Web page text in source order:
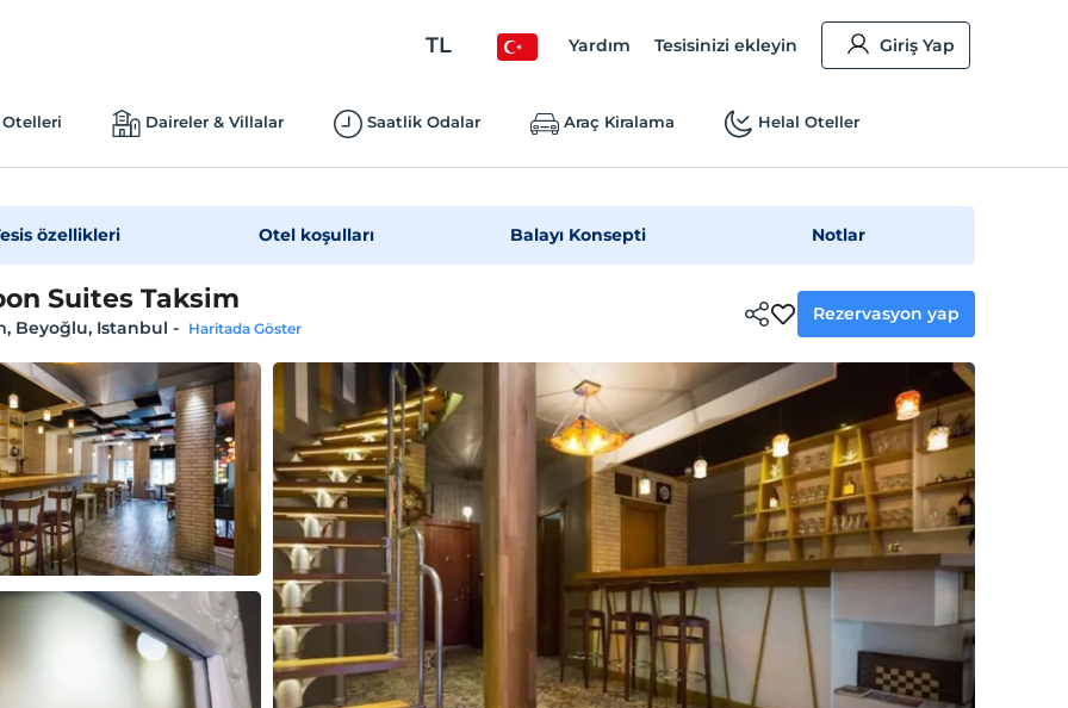
TL Yardım Tesisinizi ekleyin Giriş Yap
Daireler & Villalar Saatlik Odalar Araç Kiralama Helal Oteller
özellikleri Otel koşulları Balayı Konsepti Notlar
Suites Taksim
Beyoğlu, Istanbul - Haritada Göster
Rezervasyon yap